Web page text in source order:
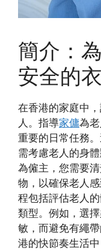
簡介：
安全的
在香港的家庭中
人。指導家傭為
重要的日常任務
需考慮老人的身
為僱主，您需要
物，以確保老人
程包括評估老人
類型。例如，選
敏，而避免有繩
港的快節奏生活